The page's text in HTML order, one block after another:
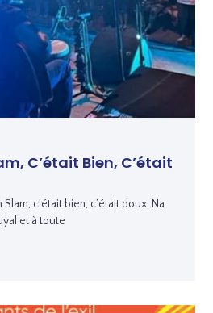
C’était Bien, C’était
c’était bien, c’était doux. Na
et à toute